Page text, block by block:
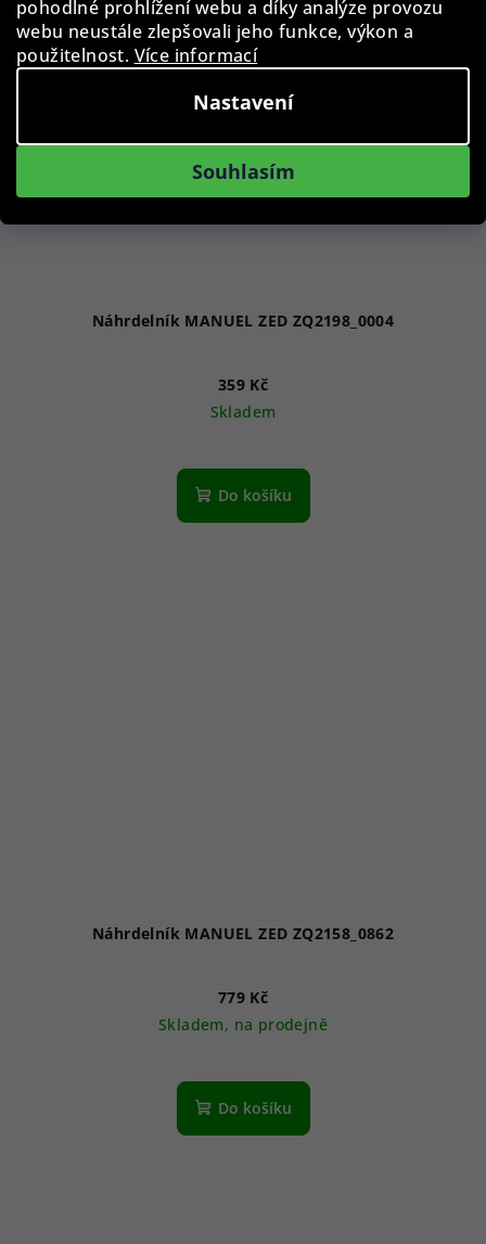
pohodlné prohlížení webu a díky analýze provozu
webu neustále zlepšovali jeho funkce, výkon a
použitelnost. Více informací
Nastavení
Souhlasím
Náhrdelník MANUEL ZED ZQ2198_0004
359 Kč
Skladem
Do košíku
Náhrdelník MANUEL ZED ZQ2158_0862
779 Kč
Skladem, na prodejně
Do košíku